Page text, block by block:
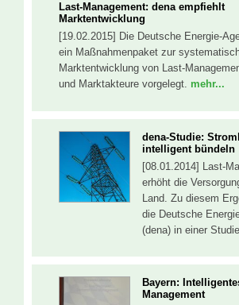
Last-Management: dena empfiehlt
Marktentwicklung
[19.02.2015] Die Deutsche Energie-
ein Maßnahmenpaket zur
Marktentwicklung von Last-
und Marktakteure vorgelegt. mehr...
dena-Studie:
intelligent bündeln
[08.01.2014] Last-
erhöht die
Land. Zu diesem
die Deutsche
(dena) in einer
Bayern:
Management